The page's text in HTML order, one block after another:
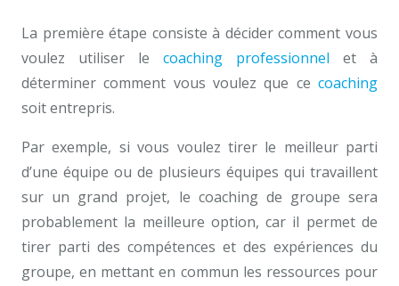
La première étape consiste à décider comment vous
voulez utiliser le coaching professionnel et à
déterminer comment vous voulez que ce coaching
soit entrepris.
Par exemple, si vous voulez tirer le meilleur parti
d’une équipe ou de plusieurs équipes qui travaillent
sur un grand projet, le coaching de groupe sera
probablement la meilleure option, car il permet de
tirer parti des compétences et des expériences du
groupe, en mettant en commun les ressources pour